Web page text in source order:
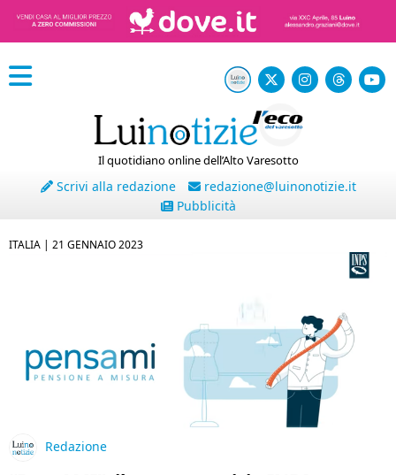
Il quotidiano online dell’Alto Varesotto
Scrivi alla redazione
redazione@luinonotizie.it
Pubblicità
ITALIA | 21 GENNAIO 2023
Redazione